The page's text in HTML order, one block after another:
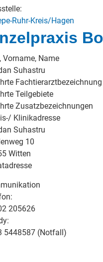
Ruhr-Kreis/Hagen
Vorname, Name
Suhastru
Fachtierarztbezeichnung
Teilgebiete
Zusatzbezeichnungen
Klinikadresse
Suhastru
10
Witten
205626
5448587 (Notfall)